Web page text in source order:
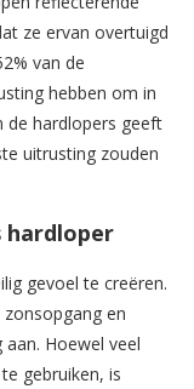
ze ervan overtuigd
van de
hebben om in
de hardlopers geeft
uitrusting zouden
hardloper
gevoel te creëren.
en
Hoewel veel
gebruiken, is